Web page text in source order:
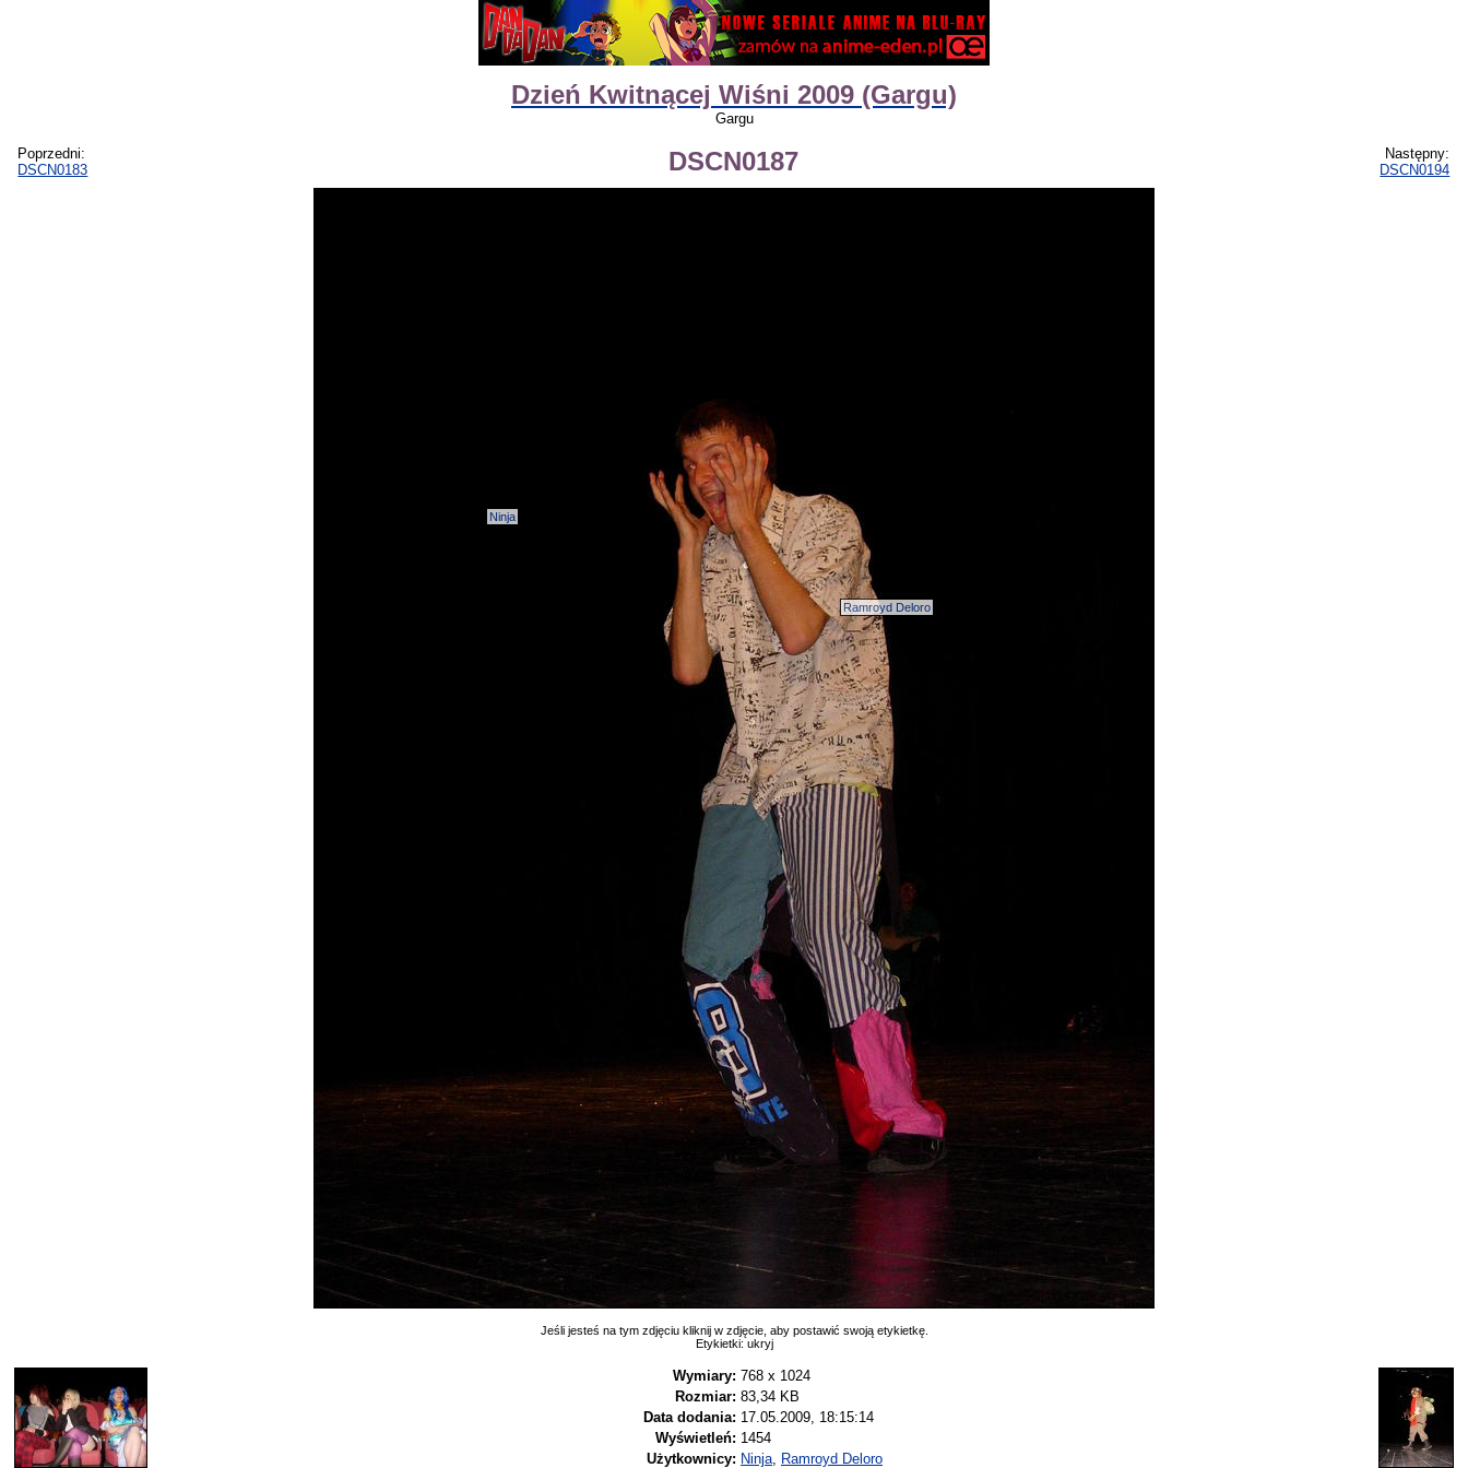
Dzień Kwitnącej Wiśni 2009 (Gargu)
Gargu
Poprzedni:
DSCN0183
DSCN0187
Następny:
DSCN0194
Ninja
Ramroyd Deloro
Jeśli jesteś na tym zdjęciu kliknij w zdjęcie, aby postawić swoją etykietkę.
Etykietki: ukryj
Wymiary: 768 x 1024
Rozmiar: 83,34 KB
Data dodania: 17.05.2009, 18:15:14
Wyświetleń: 1454
Użytkownicy: Ninja Ramroyd Deloro